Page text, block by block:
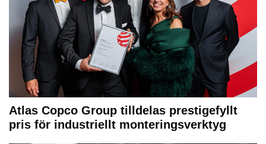
Atlas Copco Group tilldelas prestigefyllt
pris för industriellt monteringsverktyg